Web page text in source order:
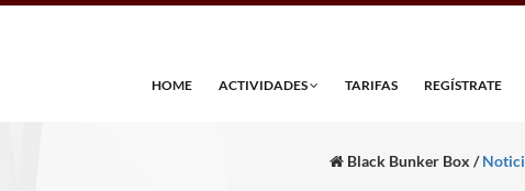
HOME ACTIVIDADES TARIFAS REGÍSTRATE
Black Bunker Box /